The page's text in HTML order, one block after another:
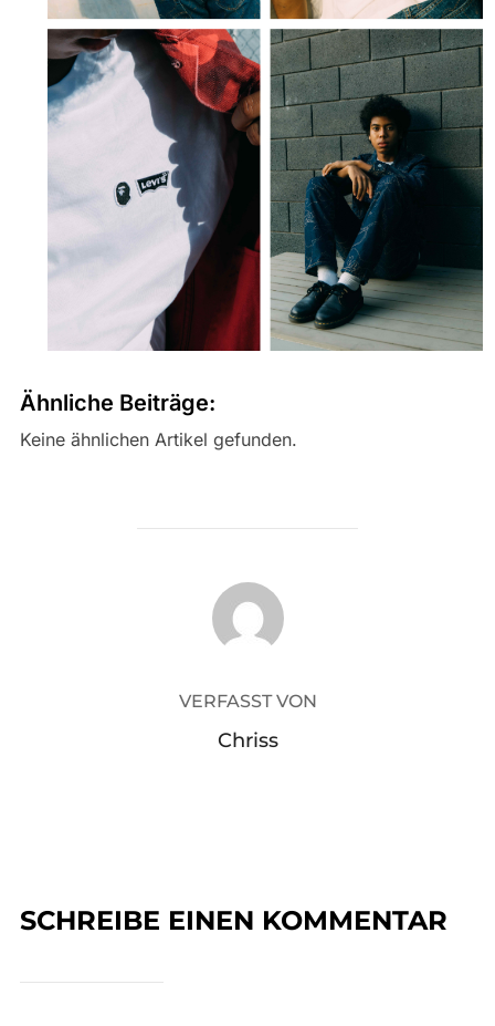
Ähnliche Beiträge:
Keine ähnlichen Artikel gefunden.
BEITRAGSAUTOR
VERFASST VON
Chriss
SCHREIBE EINEN KOMMENTAR